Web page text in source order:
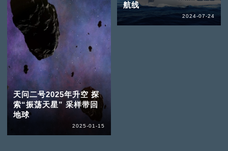
天问二号2025年升空 探
索“振荡天星” 采样带回
地球
2025-01-15
航线
2024-07-24